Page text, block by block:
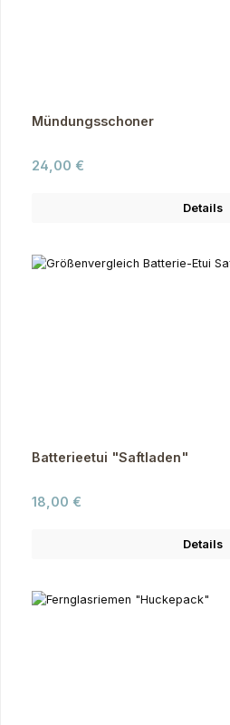
Mündungsschoner
Regulärer Preis:
24,00 €
Details
Batterieetui "Saftladen"
Regulärer Preis:
18,00 €
Details